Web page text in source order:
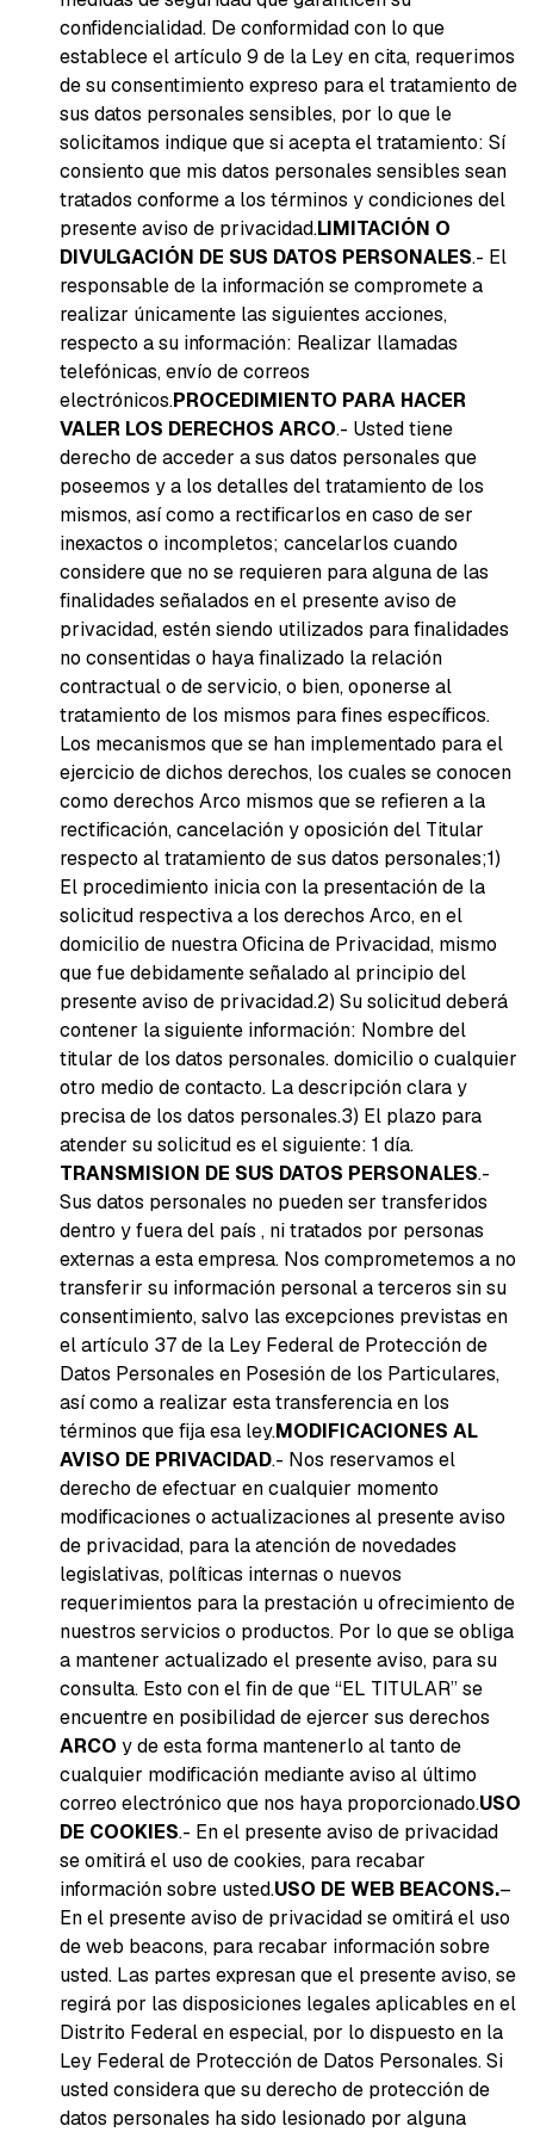
confidencialidad. De conformidad con lo que
establece el artículo 9 de la Ley en cita, requerimos
de su consentimiento expreso para el tratamiento de
sus datos personales sensibles, por lo que le
solicitamos indique que si acepta el tratamiento: Sí
consiento que mis datos personales sensibles sean
tratados conforme a los términos y condiciones del
presente aviso de privacidad.LIMITACIÓN O
DIVULGACIÓN DE SUS DATOS PERSONALES.- El
responsable de la información se compromete a
realizar únicamente las siguientes acciones,
respecto a su información: Realizar llamadas
telefónicas, envío de correos
electrónicos.PROCEDIMIENTO PARA HACER
VALER LOS DERECHOS ARCO.- Usted tiene
derecho de acceder a sus datos personales que
poseemos y a los detalles del tratamiento de los
mismos, así como a rectificarlos en caso de ser
inexactos o incompletos; cancelarlos cuando
considere que no se requieren para alguna de las
finalidades señalados en el presente aviso de
privacidad, estén siendo utilizados para finalidades
no consentidas o haya finalizado la relación
contractual o de servicio, o bien, oponerse al
tratamiento de los mismos para fines específicos.
Los mecanismos que se han implementado para el
ejercicio de dichos derechos, los cuales se conocen
como derechos Arco mismos que se refieren a la
rectificación, cancelación y oposición del Titular
respecto al tratamiento de sus datos personales;1)
El procedimiento inicia con la presentación de la
solicitud respectiva a los derechos Arco, en el
domicilio de nuestra Oficina de Privacidad, mismo
que fue debidamente señalado al principio del
presente aviso de privacidad.2) Su solicitud deberá
contener la siguiente información: Nombre del
titular de los datos personales. domicilio o cualquier
otro medio de contacto. La descripción clara y
precisa de los datos personales.3) El plazo para
atender su solicitud es el siguiente: 1 día.
TRANSMISION DE SUS DATOS PERSONALES.-
Sus datos personales no pueden ser transferidos
dentro y fuera del país , ni tratados por personas
externas a esta empresa. Nos comprometemos a no
transferir su información personal a terceros sin su
consentimiento, salvo las excepciones previstas en
el artículo 37 de la Ley Federal de Protección de
Datos Personales en Posesión de los Particulares,
así como a realizar esta transferencia en los
términos que fija esa ley.MODIFICACIONES AL
AVISO DE PRIVACIDAD.- Nos reservamos el
derecho de efectuar en cualquier momento
modificaciones o actualizaciones al presente aviso
de privacidad, para la atención de novedades
legislativas, políticas internas o nuevos
requerimientos para la prestación u ofrecimiento de
nuestros servicios o productos. Por lo que se obliga
a mantener actualizado el presente aviso, para su
consulta. Esto con el fin de que “EL TITULAR” se
encuentre en posibilidad de ejercer sus derechos
ARCO y de esta forma mantenerlo al tanto de
cualquier modificación mediante aviso al último
correo electrónico que nos haya proporcionado.USO
DE COOKIES.- En el presente aviso de privacidad
se omitirá el uso de cookies, para recabar
información sobre usted.USO DE WEB BEACONS.–
En el presente aviso de privacidad se omitirá el uso
de web beacons, para recabar información sobre
usted. Las partes expresan que el presente aviso, se
regirá por las disposiciones legales aplicables en el
Distrito Federal en especial, por lo dispuesto en la
Ley Federal de Protección de Datos Personales. Si
usted considera que su derecho de protección de
datos personales ha sido lesionado por alguna